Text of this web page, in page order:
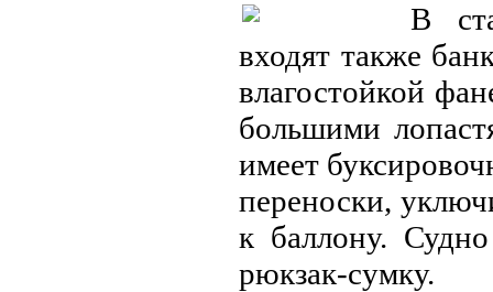
В
входят также
влагостойкой
большими
имеет
переноски,
к баллону.
рюкзак-сумку.